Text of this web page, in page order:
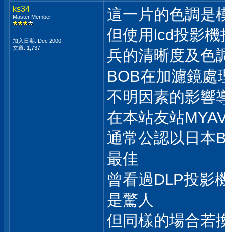
ks34
Master Member
加入日期: Dec 2000
文章: 1,737
這一片的色調是
但使用lcd投影
兵的清晰度及色
BOB在加濾鏡處
不明因素的影響
在本站友站
通常公認以日本
最佳
曾看過DLP投影
是驚人
但同樣的場合若